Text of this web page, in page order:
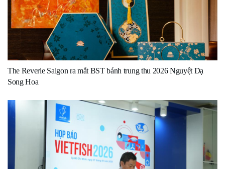
The Reverie Saigon ra mắt BST bánh trung thu 2026 Nguyệt Dạ
Song Hoa